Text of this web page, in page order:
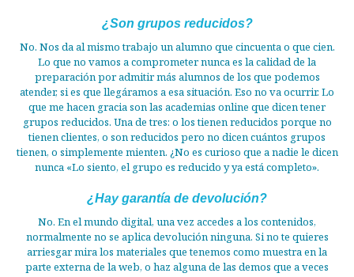
¿Son grupos reducidos?
No. Nos da al mismo trabajo un alumno que cincuenta o que cien.
Lo que no vamos a comprometer nunca es la calidad de la
preparación por admitir más alumnos de los que podemos
atender, si es que llegáramos a esa situación. Eso no va ocurrir. Lo
que me hacen gracia son las academias online que dicen tener
grupos reducidos. Una de tres: o los tienen reducidos porque no
tienen clientes, o son reducidos pero no dicen cuántos grupos
tienen, o simplemente mienten. ¿No es curioso que a nadie le dicen
nunca «Lo siento, el grupo es reducido y ya está completo».
¿Hay garantía de devolución?
No. En el mundo digital, una vez accedes a los contenidos,
normalmente no se aplica devolución ninguna. Si no te quieres
arriesgar mira los materiales que tenemos como muestra en la
parte externa de la web, o haz alguna de las demos que a veces